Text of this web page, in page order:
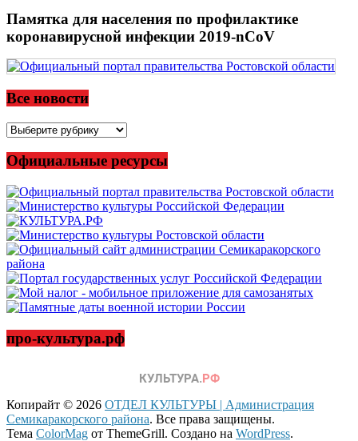
Памятка для населения по профилактике
коронавирусной инфекции 2019-nCoV
Все новости
Все
Официальные ресурсы
про-культура.рф
Копирайт © 2026 ОТДЕЛ КУЛЬТУРЫ | Администрация
Семикаракорского района. Все права защищены.
Тема ColorMag от ThemeGrill. Создано на WordPress.